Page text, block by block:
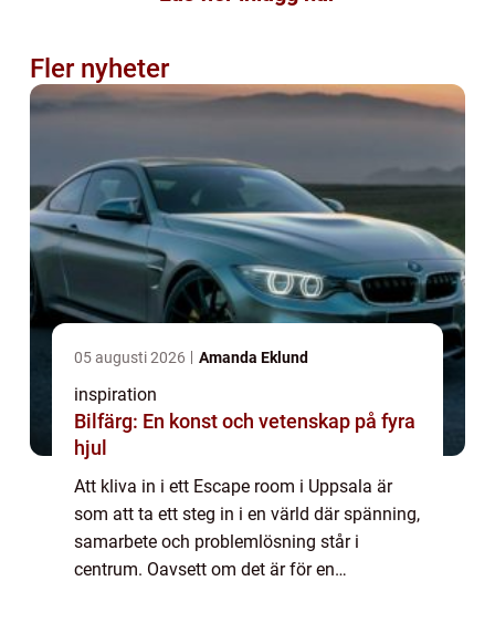
Fler nyheter
05 augusti 2026 Amanda Eklund
inspiration
Bilfärg: En konst och vetenskap på fyra
hjul
Att kliva in i ett Escape room i Uppsala är
som att ta ett steg in i en värld där spänning,
samarbete och problemlösning står i
centrum. Oavsett om det är för en